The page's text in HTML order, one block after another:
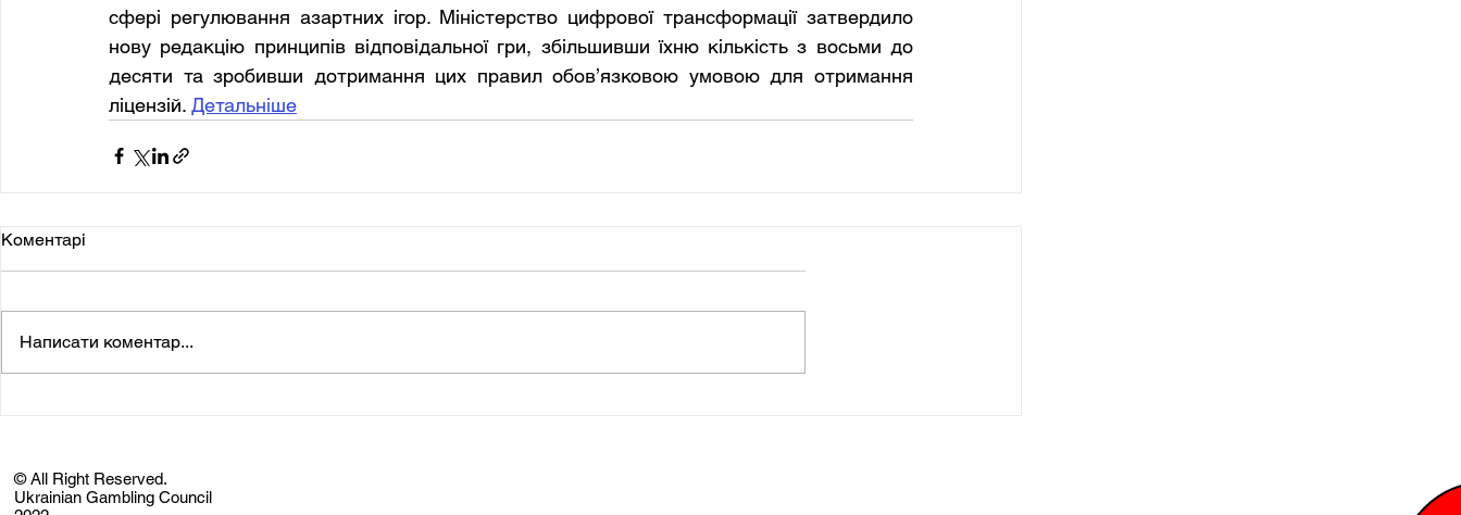
сфері регулювання азартних ігор. Міністерство цифрової трансформації затвердило
нову редакцію принципів відповідальної гри, збільшивши їхню кількість з восьми до
десяти та зробивши дотримання цих правил обов’язковою умовою для отримання
ліцензій. Детальніше
Коментарі
Написати коментар...
© All Right Reserved.
Ukrainian Gambling Council